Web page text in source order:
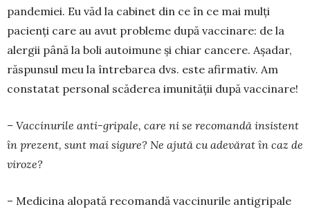
pande­miei. Eu văd la cabinet din ce în ce mai mulți
pacienți care au avut probleme după vaccinare: de la
alergii până la boli autoimune și chiar cancere. Așadar,
răspunsul meu la întrebarea dvs. este afir­mativ. Am
constatat personal scăderea imunității după vaccinare!
– Vaccinurile anti-gripale, care ni se reco­mandă insistent
în pre­zent, sunt mai sigure? Ne ajută cu adevărat în caz de
viroze?
– Medicina alopată re­co­mandă vac­cinurile an­tigripale